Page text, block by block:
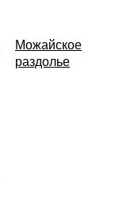
Можайское
раздолье